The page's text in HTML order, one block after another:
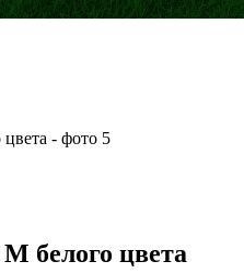
белого цвета